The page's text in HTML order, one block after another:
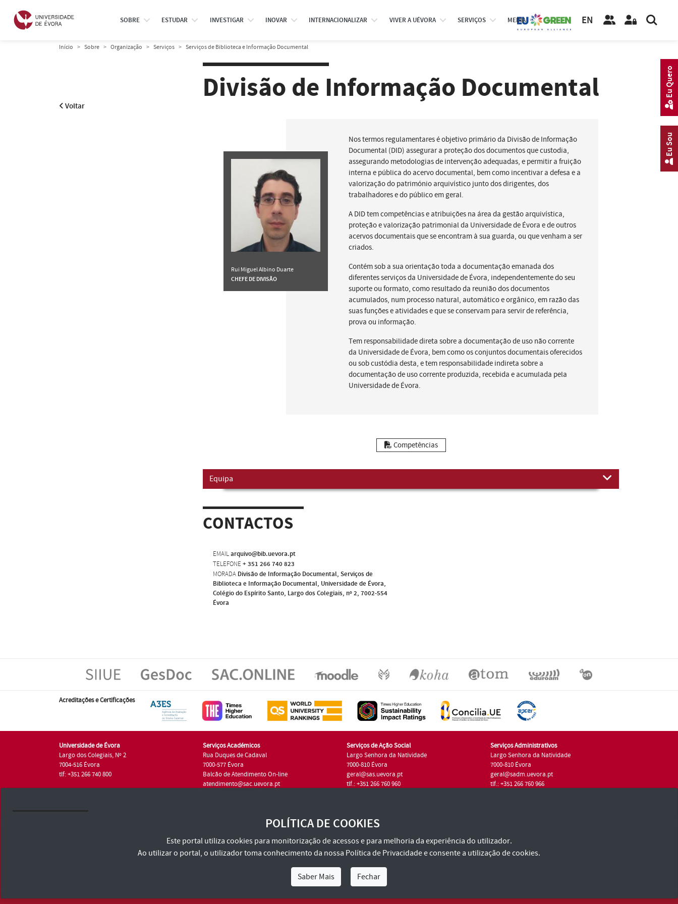
SOBRE ESTUDAR INVESTIGAR INOVAR INTERNACIONALIZAR VIVER A UÉVORA SERVIÇOS MEDIA EN
Início Sobre Organização Serviços Serviços de Biblioteca e Informação Documental
Voltar
Divisão de Informação Documental
Rui Miguel Albino Duarte
CHEFE DE DIVISÃO
Nos termos regulamentares é objetivo primário da Divisão de Informação
Documental (DID) assegurar a proteção dos documentos que custodia,
assegurando metodologias de intervenção adequadas, e permitir a fruição
interna e pública do acervo documental, bem como incentivar a defesa e a
valorização do património arquivístico junto dos dirigentes, dos
trabalhadores e do público em geral.
A DID tem competências e atribuições na área da gestão arquivística,
proteção e valorização patrimonial da Universidade de Évora e de outros
acervos documentais que se encontram à sua guarda, ou que venham a ser
criados.
Contém sob a sua orientação toda a documentação emanada dos
diferentes serviços da Universidade de Évora, independentemente do seu
suporte ou formato, como resultado da reunião dos documentos
acumulados, num processo natural, automático e orgânico, em razão das
suas funções e atividades e que se conservam para servir de referência,
prova ou informação.
Tem responsabilidade direta sobre a documentação de uso não corrente
da Universidade de Évora, bem como os conjuntos documentais oferecidos
ou sob custódia desta, e tem responsabilidade indireta sobre a
documentação de uso corrente produzida, recebida e acumulada pela
Universidade de Évora.
Competências
Equipa
CONTACTOS
EMAILarquivo@bib.uevora.pt
TELEFONE + 351 266 740 823
MORADA Divisão de Informação Documental, Serviços de
Biblioteca e Informação Documental, Universidade de Évora,
Colégio do Espírito Santo, Largo dos Colegiais, nº 2, 7002-554
Évora
Acreditações e Certificações
Universidade de Évora
Largo dos Colegiais, Nº 2
7004-516 Évora
tlf: +351 266 740 800
Serviços Académicos
Rua Duques de Cadaval
7000-577 Évora
Balcão de Atendimento On-line
atendimento@sac.uevora.pt
Serviços de Ação Social
Largo Senhora da Natividade
7000-810 Évora
geral@sas.uevora.pt
tlf.: +351 266 760 960
Serviços Administrativos
Largo Senhora da Natividade
7000-810 Évora
geral@sadm.uevora.pt
tlf.: +351 266 760 966
Consulte os Termos e Condições e Política de Privacidade
Eu Sou
Eu Quero
POLÍTICA DE COOKIES
Este portal utiliza cookies para monitorização de acessos e para melhoria da experiência do utilizador.
Ao utilizar o portal, o utilizador toma conhecimento da nossa Política de Privacidadee consente a utilização de cookies.
Saber Mais Fechar